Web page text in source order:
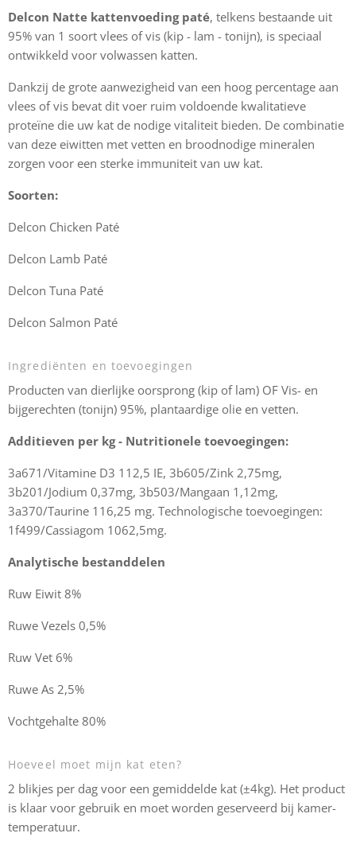
Delcon Natte kattenvoeding paté, telkens bestaande uit
95% van 1 soort vlees of vis (kip - lam - tonijn), is speciaal
ontwikkeld voor volwassen katten.
Dankzij de grote aanwezigheid van een hoog percentage aan
vlees of vis bevat dit voer ruim voldoende kwalitatieve
proteïne die uw kat de nodige vitaliteit bieden. De combinatie
van deze eiwitten met vetten en broodnodige mineralen
zorgen voor een sterke immuniteit van uw kat.
Soorten:
Delcon Chicken Paté
Delcon Lamb Paté
Delcon Tuna Paté
Delcon Salmon Paté
Ingrediënten en toevoegingen
Producten van dierlijke oorsprong (kip of lam) OF Vis- en
bijgerechten (tonijn) 95%, plantaardige olie en vetten.
Additieven per kg - Nutritionele toevoegingen:
3a671/Vitamine D3 112,5 IE, 3b605/Zink 2,75mg,
3b201/Jodium 0,37mg, 3b503/Mangaan 1,12mg,
3a370/Taurine 116,25 mg. Technologische toevoegingen:
1f499/Cassiagom 1062,5mg.
Analytische bestanddelen
Ruw Eiwit 8%
Ruwe Vezels 0,5%
Ruw Vet 6%
Ruwe As 2,5%
Vochtgehalte 80%
Hoeveel moet mijn kat eten?
2 blikjes per dag voor een gemiddelde kat (±4kg). Het product
is klaar voor gebruik en moet worden geserveerd bij kamer-
temperatuur.